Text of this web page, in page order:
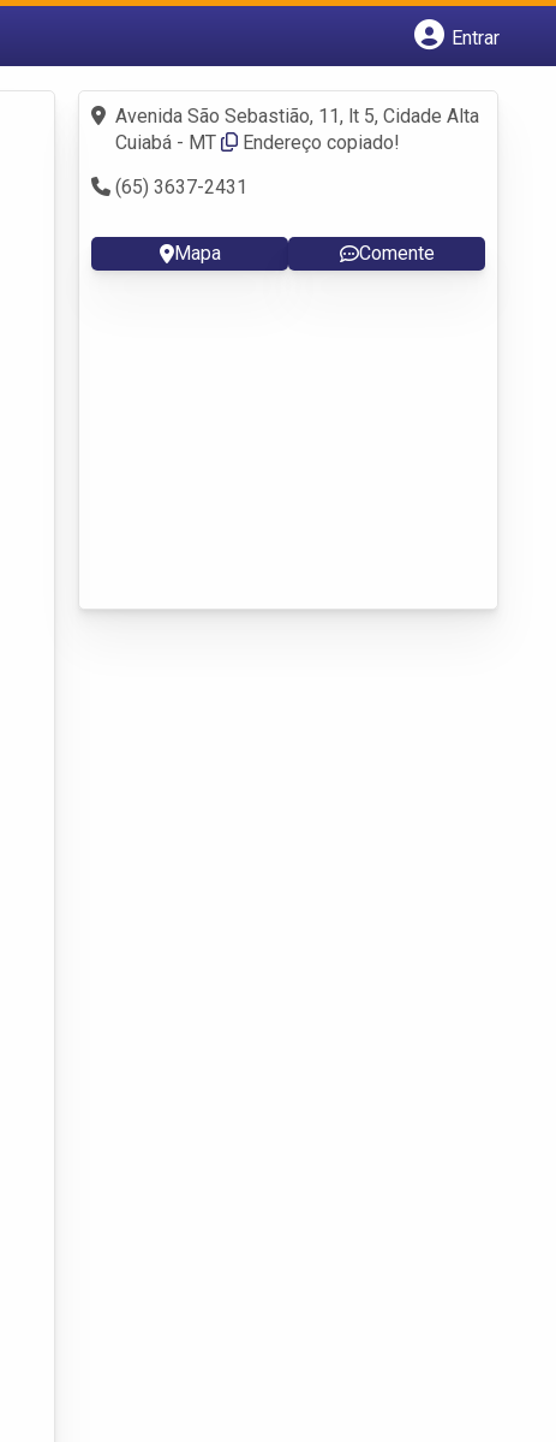
Entrar
Fazer login
Criar conta
Avenida São Sebastião, 11, lt 5, Cidade Alta
Cuiabá - MT
Endereço copiado!
(65) 3637-2431
Mapa Comente